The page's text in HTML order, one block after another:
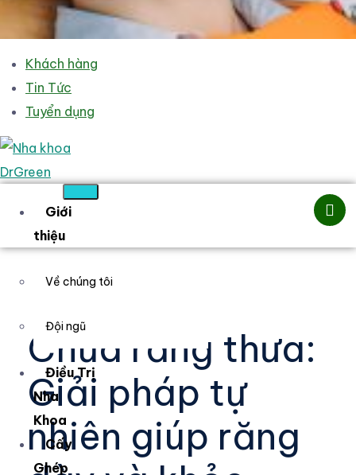
Khách hàng
Tin Tức
Tuyển dụng
Giới
thiệu
Về chúng tôi
Đội ngũ
Điều Trị
Nha
Khoa
Cấy
Ghép
Chữa răng thưa:
Giải pháp tự
nhiên giúp răng